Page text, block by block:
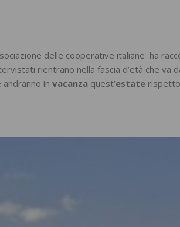
delle cooperative italiane ha
rientrano nella fascia d’età che va
in vacanza quest’estate